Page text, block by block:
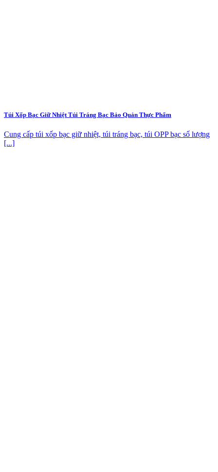
Túi Xốp Bạc Giữ Nhiệt Túi Tráng Bạc Bảo Quản Thực Phẩm
Cung cấp túi xốp bạc giữ nhiệt, túi tráng bạc, túi OPP bạc số lượng
[...]